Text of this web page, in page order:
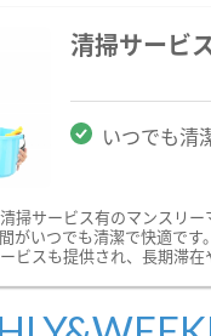
清掃サービ
いつでも清
掃サービス有のマンスリ
がいつでも清潔で快適で
ビスも提供され、長期滞在